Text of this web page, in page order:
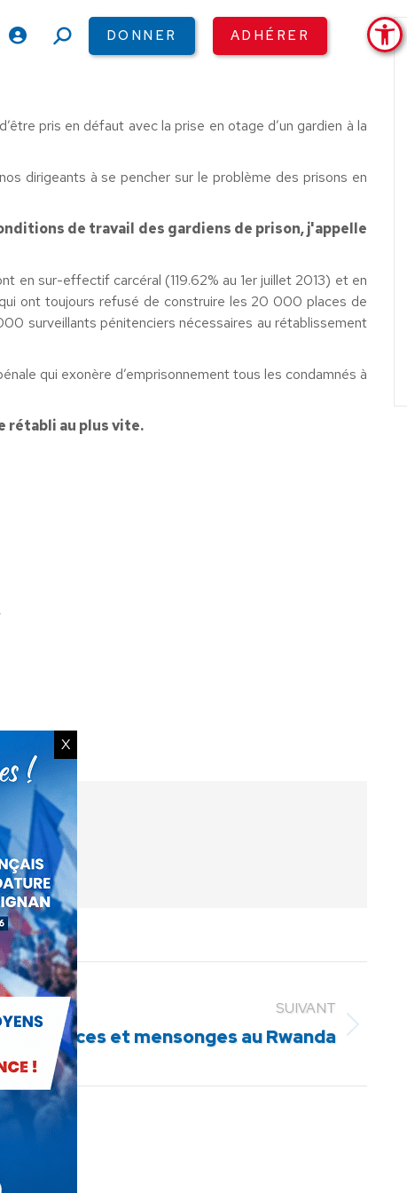
RechercheDONNER ADHÉRER
pris en défaut avec la prise en otage d’un gardien à la
dirigeants à se pencher sur le problème des prisons en
de travail des gardiens de prison, j'appelle
en sur-effectif carcéral (119.62% au 1er juillet 2013) et en
ont toujours refusé de construire les 20 000 places de
surveillants pénitenciers nécessaires au rétablissement
qui exonère d’emprisonnement tous les condamnés à
rétabli au plus vite.
SUIVANT
silences et mensonges au Rwanda
X